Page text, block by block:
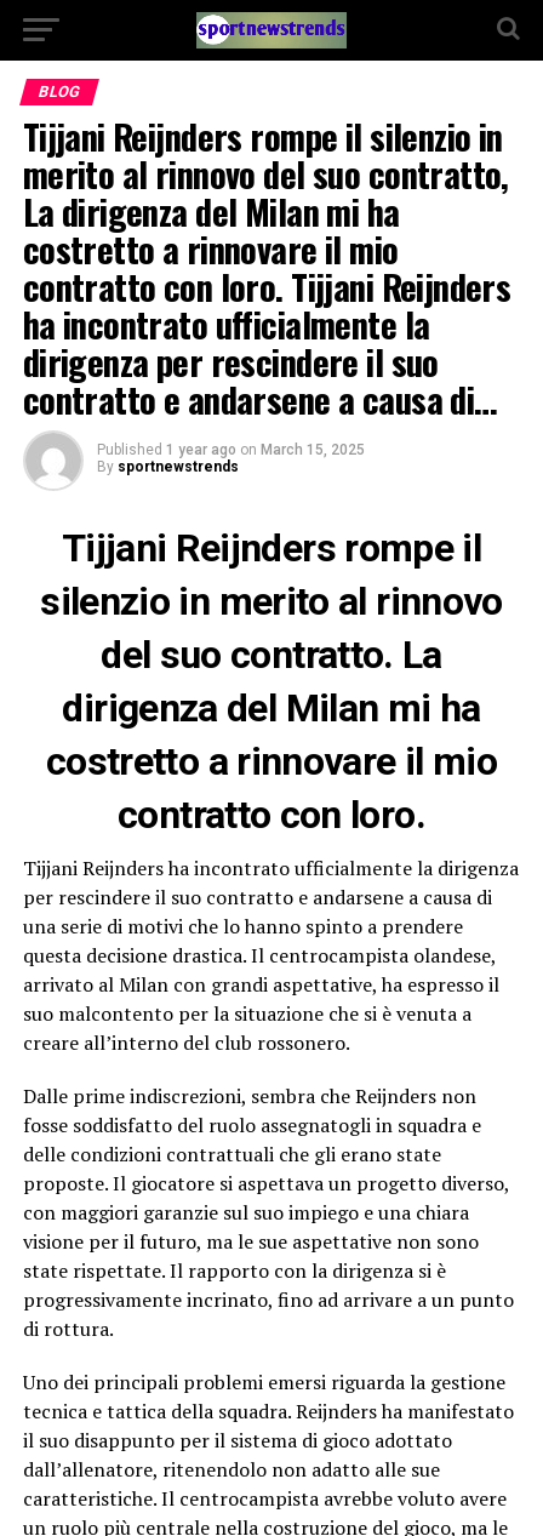
BLOG
Tijjani Reijnders rompe il silenzio in
merito al rinnovo del suo contratto,
La dirigenza del Milan mi ha
costretto a rinnovare il mio
contratto con loro. Tijjani Reijnders
ha incontrato ufficialmente la
dirigenza per rescindere il suo
contratto e andarsene a causa di…
Published 1 year ago on March 15, 2025
By sportnewstrends
Tijjani Reijnders rompe il
silenzio in merito al rinnovo
del suo contratto. La
dirigenza del Milan mi ha
costretto a rinnovare il mio
contratto con loro.
Tijjani Reijnders ha incontrato ufficialmente la dirigenza
per rescindere il suo contratto e andarsene a causa di
una serie di motivi che lo hanno spinto a prendere
questa decisione drastica. Il centrocampista olandese,
arrivato al Milan con grandi aspettative, ha espresso il
suo malcontento per la situazione che si è venuta a
creare all’interno del club rossonero.
Dalle prime indiscrezioni, sembra che Reijnders non
fosse soddisfatto del ruolo assegnatogli in squadra e
delle condizioni contrattuali che gli erano state
proposte. Il giocatore si aspettava un progetto diverso,
con maggiori garanzie sul suo impiego e una chiara
visione per il futuro, ma le sue aspettative non sono
state rispettate. Il rapporto con la dirigenza si è
progressivamente incrinato, fino ad arrivare a un punto
di rottura.
Uno dei principali problemi emersi riguarda la gestione
tecnica e tattica della squadra. Reijnders ha manifestato
il suo disappunto per il sistema di gioco adottato
dall’allenatore, ritenendolo non adatto alle sue
caratteristiche. Il centrocampista avrebbe voluto avere
un ruolo più centrale nella costruzione del gioco, ma le